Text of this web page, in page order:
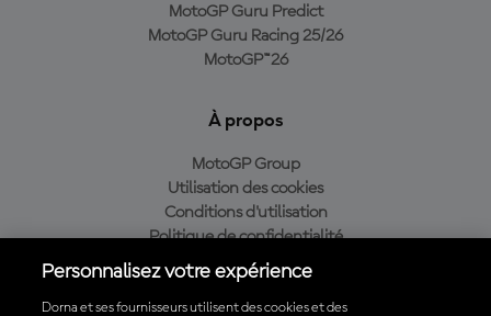
MotoGP Guru Predict
MotoGP Guru Racing 25/26
MotoGP™26
À propos
MotoGP Group
Utilisation des cookies
Conditions d'utilisation
Politique de confidentialité
Politique d’achat
Personnalisez votre expérience
Dorna et ses fournisseurs utilisent des cookies et des